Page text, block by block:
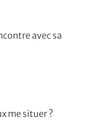
avec sa
me situer ?